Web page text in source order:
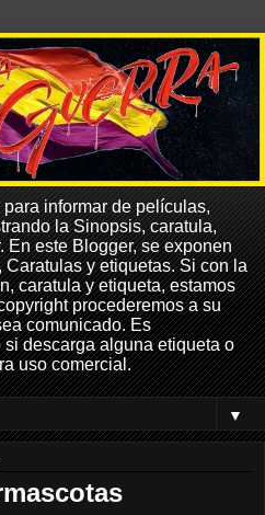
informar de películas,
la Sinopsis, caratula,
En este Blogger, se exponen
y etiquetas. Si con la
caratula y etiqueta, estamos
procederemos a su
comunicado. Es
descarga alguna etiqueta o
uso comercial.
▼